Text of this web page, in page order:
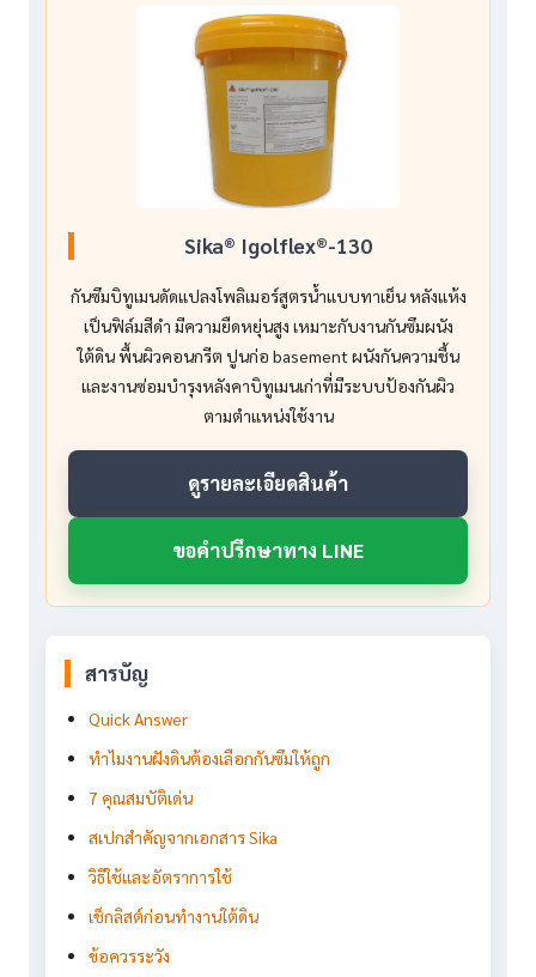
Sika® Igolflex®-130
กันซึมบิทูเมนดัดแปลงโพลิเมอร์สูตรน้ำแบบทาเย็น หลังแห้ง
เป็นฟิล์มสีดำ มีความยืดหยุ่นสูง เหมาะกับงานกันซึมผนัง
ใต้ดิน พื้นผิวคอนกรีต ปูนก่อ basement ผนังกันความชื้น
และงานซ่อมบำรุงหลังคาบิทูเมนเก่าที่มีระบบป้องกันผิว
ตามตำแหน่งใช้งาน
ดูรายละเอียดสินค้า
ขอคำปรึกษาทาง LINE
สารบัญ
Quick Answer
ทำไมงานฝังดินต้องเลือกกันซึมให้ถูก
7 คุณสมบัติเด่น
สเปกสำคัญจากเอกสาร Sika
วิธีใช้และอัตราการใช้
เช็กลิสต์ก่อนทำงานใต้ดิน
ข้อควรระวัง